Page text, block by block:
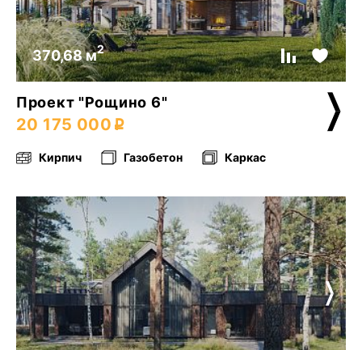
370,68 м2
Проект "Рощино 6"
20 175 000
Кирпич Газобетон Каркас